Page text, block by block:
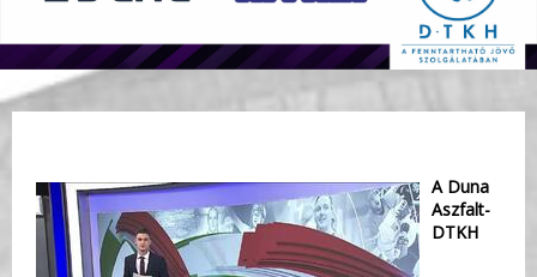
A Duna
Aszfalt-
DTKH